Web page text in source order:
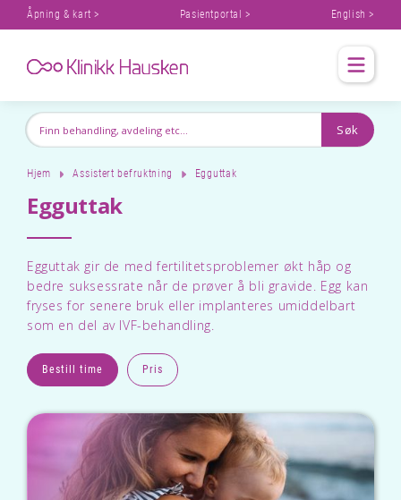
Åpning & kart > Pasientportal > English >
Hjem Assistert befruktning Egguttak
Egguttak
Egguttak gir de med fertilitetsproblemer økt håp og
bedre suksessrate når de prøver å bli gravide. Egg kan
fryses for senere bruk eller implanteres umiddelbart
som en del av IVF-behandling.
Bestill time Pris